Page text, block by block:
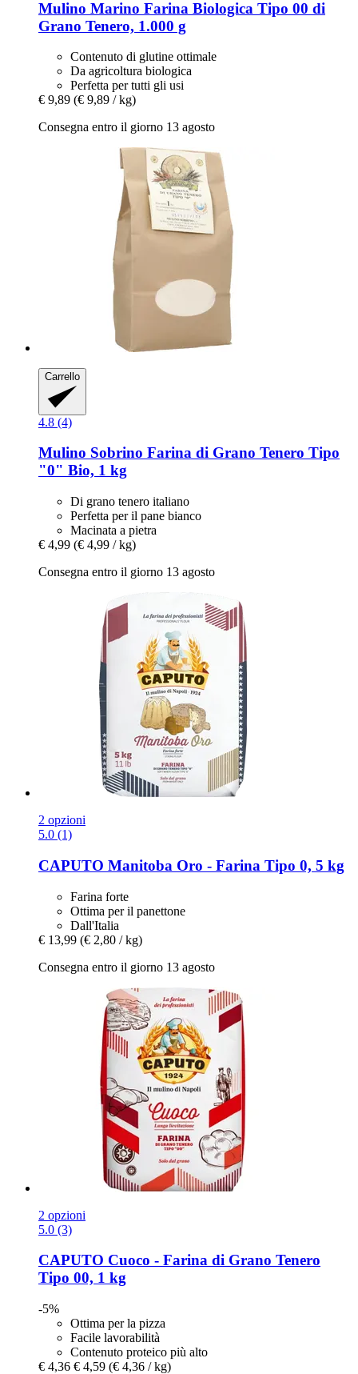
Mulino Marino Farina Biologica Tipo 00 di
Grano Tenero, 1.000 g
Contenuto di glutine ottimale
Da agricoltura biologica
Perfetta per tutti gli usi
€ 9,89 (€ 9,89 / kg)
Consegna entro il giorno 13 agosto
Carrello
4.8 (4)
Mulino Sobrino Farina di Grano Tenero Tipo
"0" Bio, 1 kg
Di grano tenero italiano
Perfetta per il pane bianco
Macinata a pietra
€ 4,99 (€ 4,99 / kg)
Consegna entro il giorno 13 agosto
2 opzioni
5.0 (1)
CAPUTO Manitoba Oro -​ Farina Tipo 0, 5 kg
Farina forte
Ottima per il panettone
Dall'Italia
€ 13,99 (€ 2,80 / kg)
Consegna entro il giorno 13 agosto
2 opzioni
5.0 (3)
CAPUTO Cuoco -​ Farina di Grano Tenero
Tipo 00, 1 kg
-5%
Ottima per la pizza
Facile lavorabilità
Contenuto proteico più alto
€ 4,36 € 4,59 (€ 4,36 / kg)